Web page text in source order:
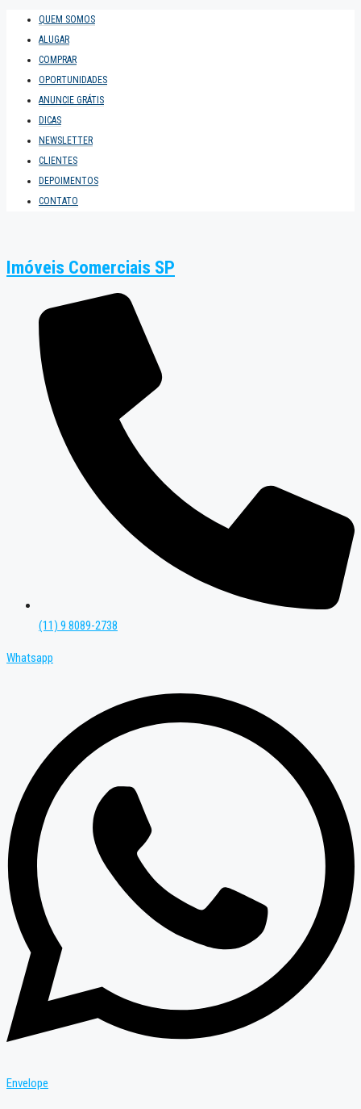
QUEM SOMOS
ALUGAR
COMPRAR
OPORTUNIDADES
ANUNCIE GRÁTIS
DICAS
NEWSLETTER
CLIENTES
DEPOIMENTOS
CONTATO
Imóveis Comerciais SP
(11) 9 8089-2738
Whatsapp
Envelope